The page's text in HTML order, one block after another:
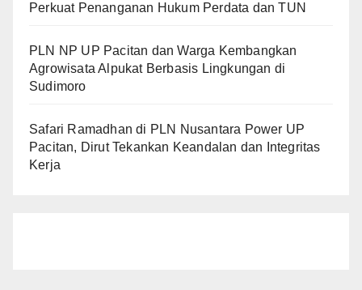
Perkuat Penanganan Hukum Perdata dan TUN
PLN NP UP Pacitan dan Warga Kembangkan
Agrowisata Alpukat Berbasis Lingkungan di
Sudimoro
Safari Ramadhan di PLN Nusantara Power UP
Pacitan, Dirut Tekankan Keandalan dan Integritas
Kerja